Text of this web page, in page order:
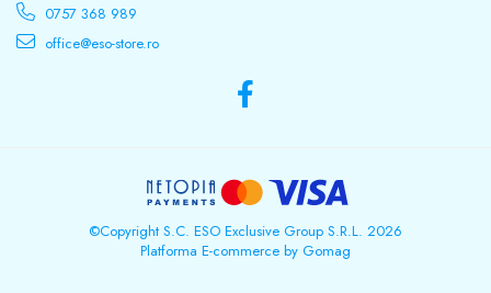
0757 368 989
office@eso-store.ro
©Copyright S.C. ESO Exclusive Group S.R.L. 2026
Platforma E-commerce by Gomag